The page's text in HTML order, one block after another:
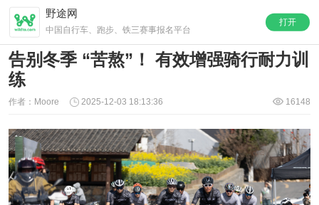
打开
野途网
中国自行车、跑步、铁三赛事报名平台
告别冬季 “苦熬”！ 有效增强骑行耐力训
练
作者：Moore 2025-12-03 18:13:36 16148